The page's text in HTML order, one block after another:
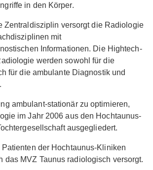
in den Körper.
Zentraldisziplin versorgt die Radiologie
mit
Informationen. Die Hightech-
werden sowohl für die
für die ambulante Diagnostik und
ambulant-stationär zu optimieren,
im Jahr 2006 aus den Hochtaunus-
ausgegliedert.
der Hochtaunus-Kliniken
das MVZ Taunus radiologisch versorgt.